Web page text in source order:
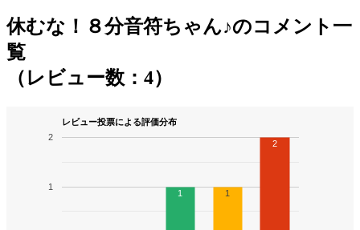
休むな！８分音符ちゃん♪のコメント一
覧
（レビュー数：4）
レビュー投票による評価分布
1
2
1 1
2